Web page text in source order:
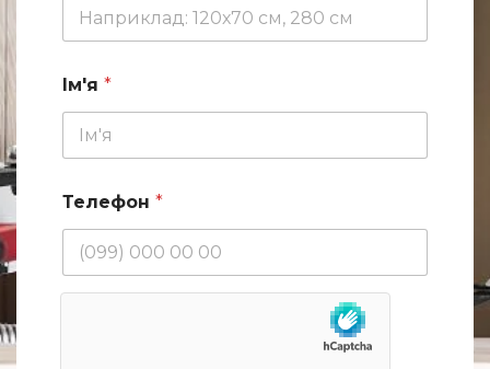
Ім'я *
Телефон *